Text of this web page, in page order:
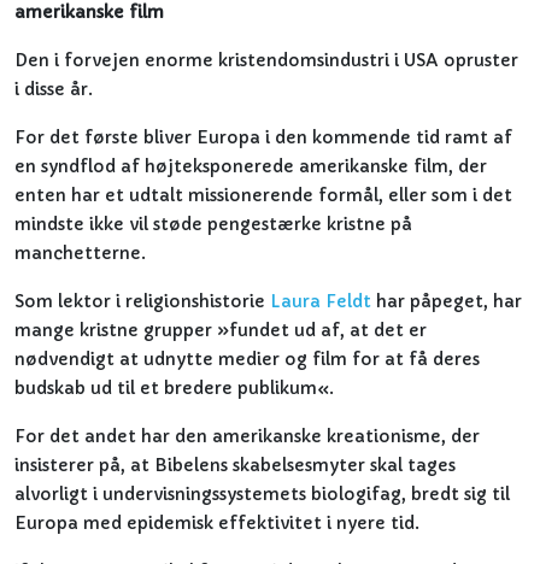
amerikanske film
Den i forvejen enorme kristendomsindustri i USA opruster
i disse år.
For det første bliver Europa i den kommende tid ramt af
en syndflod af højteksponerede amerikanske film, der
enten har et udtalt missionerende formål, eller som i det
mindste ikke vil støde pengestærke kristne på
manchetterne.
Som lektor i religionshistorie Laura Feldt har påpeget, har
mange kristne grupper »fundet ud af, at det er
nødvendigt at udnytte medier og film for at få deres
budskab ud til et bredere publikum«.
For det andet har den amerikanske kreationisme, der
insisterer på, at Bibelens skabelsesmyter skal tages
alvorligt i undervisningssystemets biologifag, bredt sig til
Europa med epidemisk effektivitet i nyere tid.